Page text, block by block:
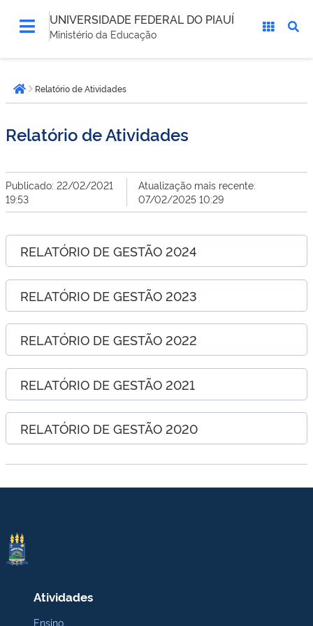
UNIVERSIDADE FEDERAL DO PIAUÍ
Ministério da Educação
está
aqui:Página inicial
Relatório de Atividades
Relatório de Atividades
Publicado: 22/02/2021
19:53
Atualização mais recente:
07/02/2025 10:29
RELATÓRIO DE GESTÃO 2024
RELATÓRIO DE GESTÃO 2023
RELATÓRIO DE GESTÃO 2022
RELATÓRIO DE GESTÃO 2021
RELATÓRIO DE GESTÃO 2020
Atividades
Ensino